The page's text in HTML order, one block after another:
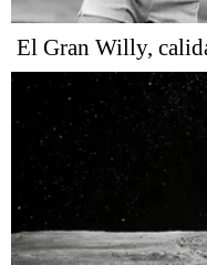
El Gran Willy,